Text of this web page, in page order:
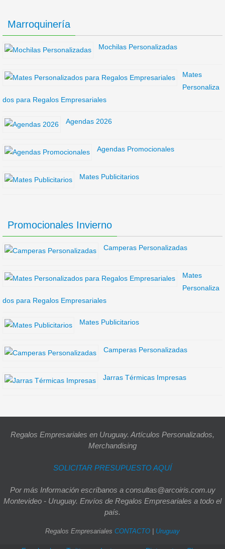
Marroquinería
Mochilas Personalizadas
Mates
Personaliza
dos para Regalos Empresariales
Agendas 2026
Agendas Promocionales
Mates Publicitarios
Promocionales Invierno
Camperas Personalizadas
Mates
Personaliza
dos para Regalos Empresariales
Mates Publicitarios
Camperas Personalizadas
Jarras Térmicas Impresas
Regalos Empresariales en Uruguay. Artículos Personalizados,
Merchandising
SOLICITAR PRESUPUESTO AQUÍ
Por más Información escríbanos a consultas@arcoiris.com.uy
Montevideo - Uruguay. Envíos de Regalos Empresariales a todo el
país.
Regalos Empresariales CONTACTO | Uruguay